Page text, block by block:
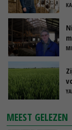
MEEST GELEZEN